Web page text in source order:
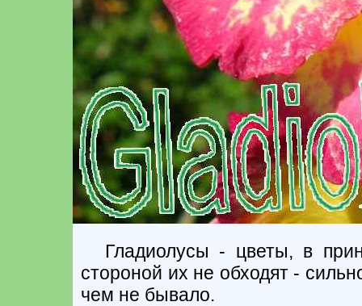
Гладиолусы - цветы, в
стороной их не обходят -
чем не бывало.